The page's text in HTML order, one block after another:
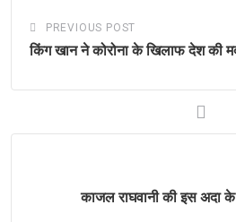
PREVIOUS POST
किंग खान ने कोरोना के खिलाफ देश की
काजल राघवानी की इस अदा